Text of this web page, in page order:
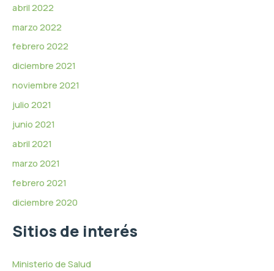
abril 2022
marzo 2022
febrero 2022
diciembre 2021
noviembre 2021
julio 2021
junio 2021
abril 2021
marzo 2021
febrero 2021
diciembre 2020
Sitios de interés
Ministerio de Salud